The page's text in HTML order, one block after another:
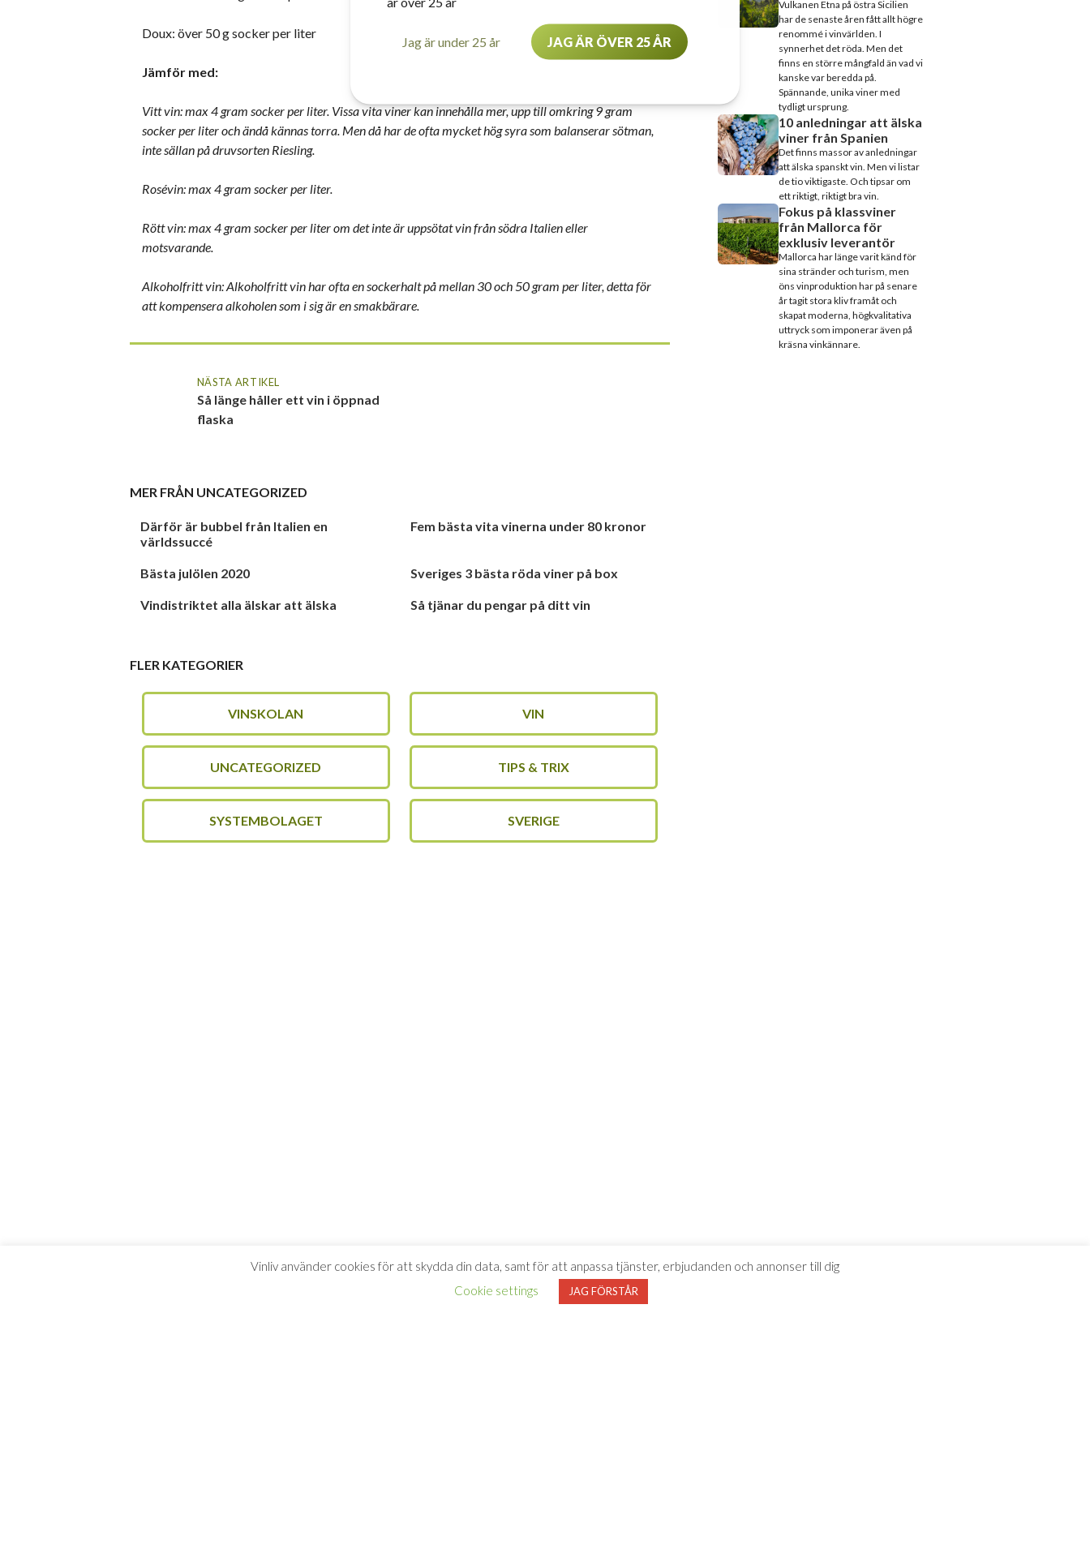
Doux: över 50 g socker per liter
Jämför med:
Vitt vin: max 4 gram socker per liter. Vissa vita viner kan innehålla mer, upp till omkring 9 gram
socker per liter och ändå kännas torra. Men då har de ofta mycket hög syra som balanserar sötman,
inte sällan på druvsorten Riesling.
Rosévin: max 4 gram socker per liter.
Rött vin: max 4 gram socker per liter om det inte är uppsötat vin från södra Italien eller
motsvarande.
Alkoholfritt vin: Alkoholfritt vin har ofta en sockerhalt på mellan 30 och 50 gram per liter, detta för
att kompensera alkoholen som i sig är en smakbärare.
NÄSTA ARTIKEL
Så länge håller ett vin i öppnad
flaska
MER FRÅN UNCATEGORIZED
Därför är bubbel från Italien en
världssuccé
Fem bästa vita vinerna under 80 kronor
Bästa julölen 2020 Sveriges 3 bästa röda viner på box
Vindistriktet alla älskar att älska Så tjänar du pengar på ditt vin
FLER KATEGORIER
VINSKOLAN VIN
UNCATEGORIZED TIPS & TRIX
SYSTEMBOLAGET SVERIGE
Vulkanen Etna på östra Sicilien
har de senaste åren fått allt högre
renommé i vinvärlden. I
synnerhet det röda. Men det
finns en större mångfald än vad vi
kanske var beredda på.
Spännande, unika viner med
tydligt ursprung.
10 anledningar att älska
viner från Spanien
Det finns massor av anledningar
att älska spanskt vin. Men vi listar
de tio viktigaste. Och tipsar om
ett riktigt, riktigt bra vin.
Fokus på klassviner
från Mallorca för
exklusiv leverantör
Mallorca har länge varit känd för
sina stränder och turism, men
öns vinproduktion har på senare
år tagit stora kliv framåt och
skapat moderna, högkvalitativa
uttryck som imponerar även på
kräsna vinkännare.
Vinliv använder cookies för att skydda din data, samt för att anpassa tjänster, erbjudanden och annonser till dig
Cookie settings
JAG FÖRSTÅR
Jag är under 25 år JAG ÄR ÖVER 25 ÅR